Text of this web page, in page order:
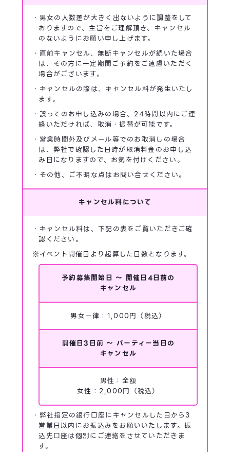
・男女の人数差が大きく出ないように調整をして
おりますので、主旨をご理解頂き、キャンセル
のないようにお願い申し上げます。
・直前キャンセル、無断キャンセルが続いた場合
は、その方に一定期間ご予約をご遠慮いただく
場合がございます。
・キャンセルの際は、キャンセル料が発生いたし
ます。
・誤ってのお申し込みの場合、24時間以内にご連
絡いただければ、取消・振替が可能です。
・営業時間外及びメール等でのお取消しの場合
は、弊社で確認した日時が取消料金のお申し込
み日になりますので、お気を付けください。
・その他、ご不明な点はお問い合せください。
キャンセル料について
・キャンセル料は、下記の表をご覧いただきご確
認ください。
※イベント開催日より起算した日数となります。
予約募集開始日 ～ 開催日4日前の
キャンセル
男女一律：1,000円（税込）
開催日3日前 ～ パーティー当日の
キャンセル
男性：全額
女性：2,000円（税込）
・弊社指定の銀行口座にキャンセルした日から3
営業日以内にお振込みをお願いいたします。振
込先口座は個別にご連絡をさせていただきま
す。